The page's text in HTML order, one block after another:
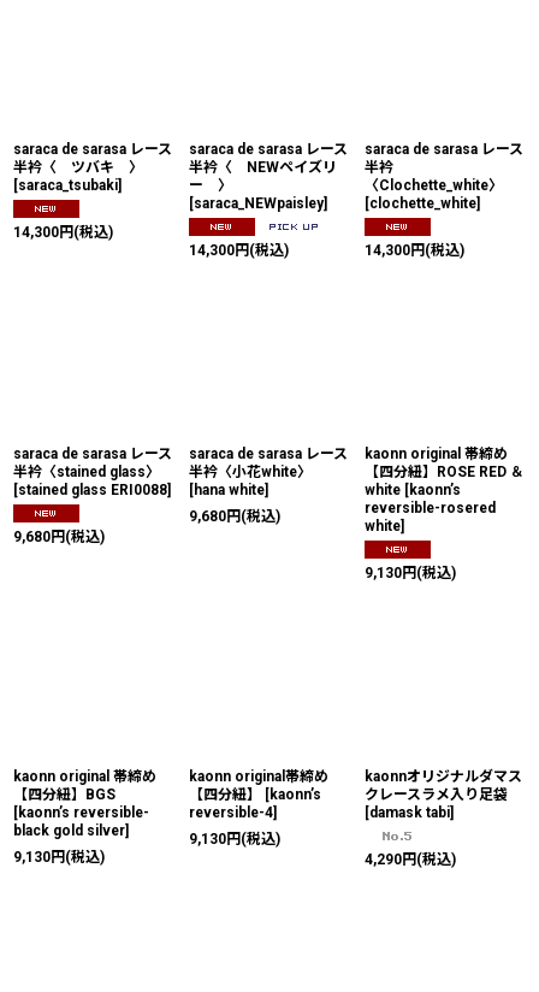
saraca de sarasa レース
半衿〈 ツバキ 〉
[saraca_tsubaki]
14,300円 (税込)
saraca de sarasa レース
半衿〈 NEWペイズリ
ー 〉
[saraca_NEWpaisley]
14,300円 (税込)
saraca de sarasa レース
半衿
〈Clochette_white〉
[clochette_white]
14,300円 (税込)
saraca de sarasa レース
半衿〈stained glass〉
[stained glass ERI0088]
9,680円 (税込)
saraca de sarasa レース
半衿〈小花white〉
[hana white]
9,680円 (税込)
kaonn original 帯締め
【四分紐】ROSE RED ＆
white [kaonn’s
reversible-rosered
white]
9,130円 (税込)
kaonn original 帯締め
【四分紐】BGS
[kaonn’s reversible-
black gold silver]
9,130円 (税込)
kaonn original帯締め
【四分紐】
[kaonn’s
reversible-4]
9,130円 (税込)
kaonnオリジナルダマス
クレースラメ入り足袋
[damask tabi]
4,290円 (税込)